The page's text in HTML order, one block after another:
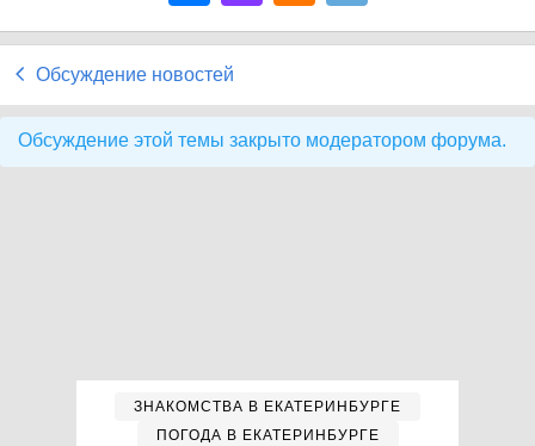
Обсуждение новостей
Обсуждение этой темы закрыто модератором форума.
ЗНАКОМСТВА В ЕКАТЕРИНБУРГЕ
ПОГОДА В ЕКАТЕРИНБУРГЕ